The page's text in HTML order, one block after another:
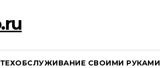
ТЕХОБСЛУЖИВАНИЕ СВОИМИ РУКАМИ